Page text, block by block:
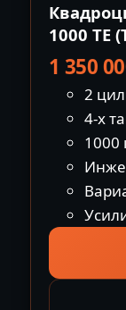
1000 TE
1 350
2
4-х
1000